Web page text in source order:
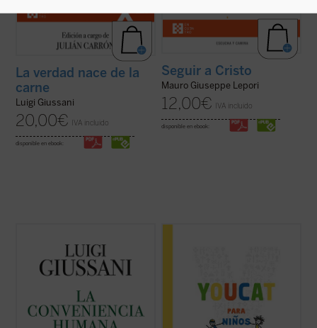
La verdad nace de la
carne
Luigi Giussani
20,00€ IVA incluido
disponible en ebook:
Seguir a Cristo
Mauro Giuseppe Lepori
12,00€ IVA incluido
disponible en ebook:
de don Luigi Giussani en los Ejercicios
espirituales de la Fraternidad de Comunión
y Liberación celebrados entre 1985 y 1987
y los diálogos que éstas suscitaron.